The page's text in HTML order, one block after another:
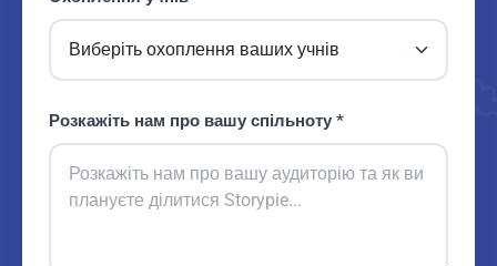
Розкажіть нам про вашу спільноту *